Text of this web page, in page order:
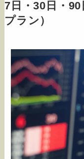
7日・30日・
プラン）